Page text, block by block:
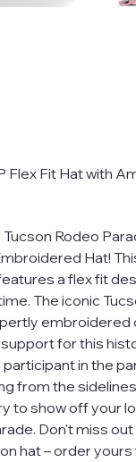
Flex Fit Hat with
Rodeo
Hat!
a flex fit
The iconic
embroidered
for this
in the
from the
to show off your
Don't miss
hat – order